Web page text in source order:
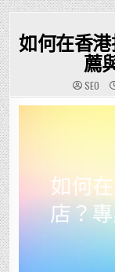
如何在香
薦
SEO